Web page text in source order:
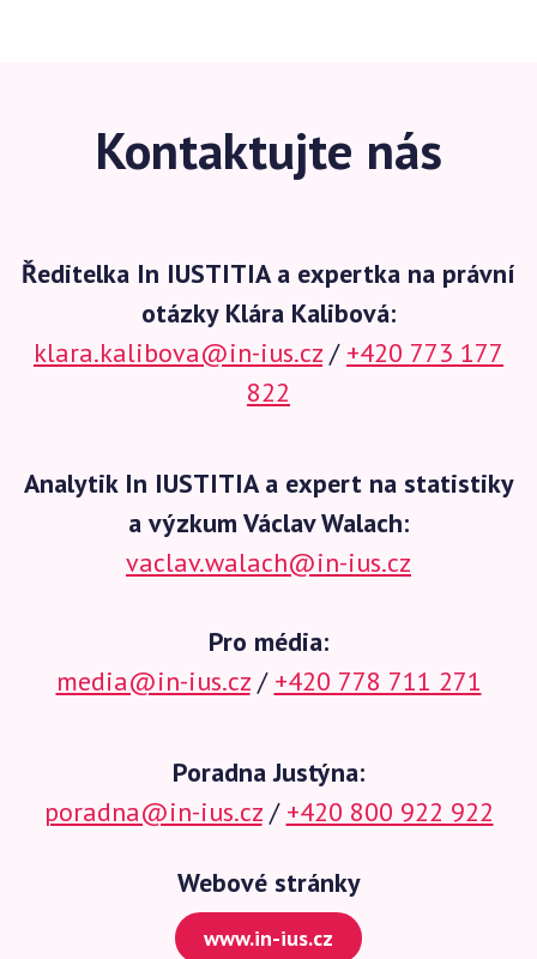
Kontaktujte nás
Ředitelka In IUSTITIA a expertka na právní
otázky Klára Kalibová:
klara.kalibova@in-ius.cz / +420 773 177
822
Analytik In IUSTITIA a expert na statistiky
a výzkum Václav Walach:
vaclav.walach@in-ius.cz
Pro média:
media@in-ius.cz/ +420 778 711 271
Poradna Justýna:
poradna@in-ius.cz/ +420 800 922 922
Webové stránky
www.in-ius.cz